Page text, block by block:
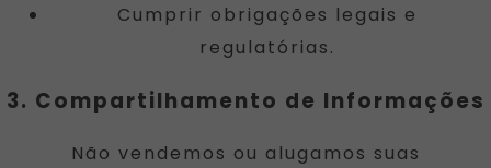
Cumprir obrigações legais e
regulatórias.
3. Compartilhamento de Informações
Não vendemos ou alugamos suas